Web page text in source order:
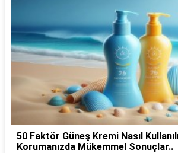
50 Faktör Güneş Kremi Nasıl
Korumanızda Mükemmel Sonuçlar..